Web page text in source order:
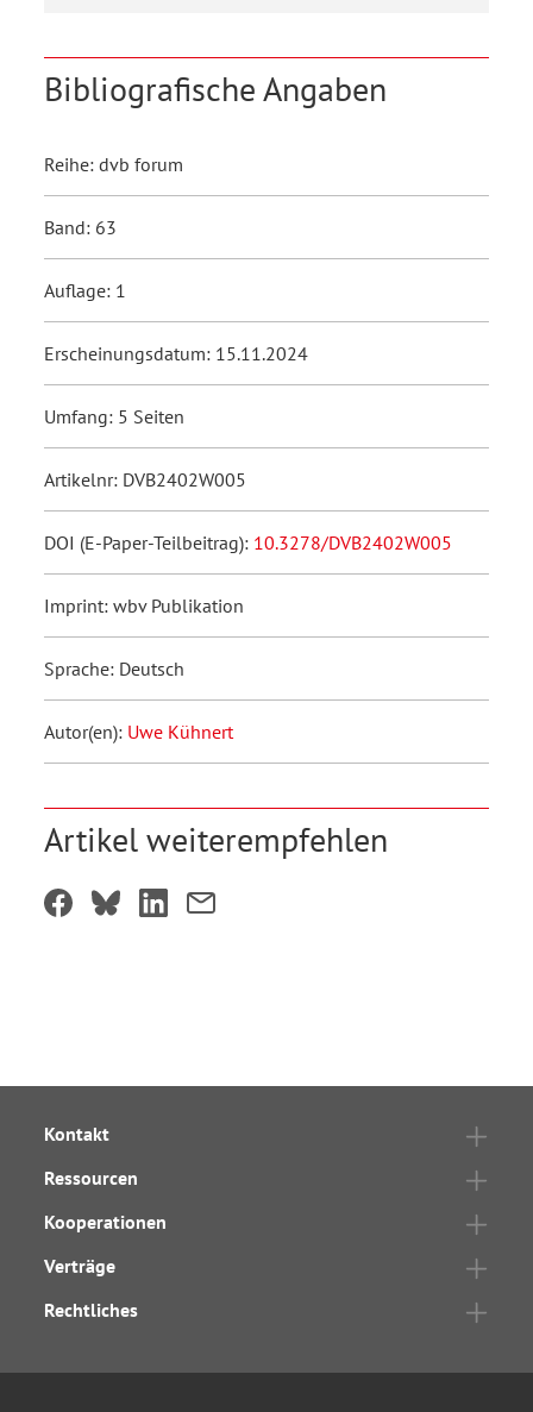
Bibliografische Angaben
Reihe: dvb forum
Band: 63
Auflage: 1
Erscheinungsdatum: 15.11.2024
Umfang: 5 Seiten
Artikelnr: DVB2402W005
DOI (E-Paper-Teilbeitrag): 10.3278/DVB2402W005
Imprint: wbv Publikation
Sprache: Deutsch
Autor(en): Uwe Kühnert
Artikel weiterempfehlen
Kontakt
Ressourcen
Kooperationen
Verträge
Rechtliches